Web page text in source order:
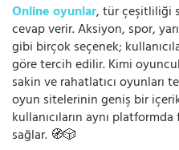
Online oyunlar, tür çeşitliliği
cevap verir. Aksiyon, spor,
gibi birçok seçenek;
göre tercih edilir. Kimi
sakin ve rahatlatıcı oyunları
oyun sitelerinin geniş bir
kullanıcıların aynı
sağlar. 🧭🎲